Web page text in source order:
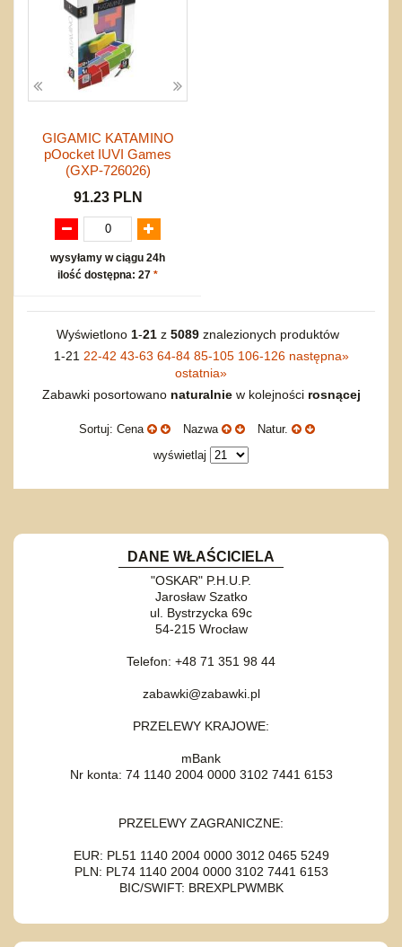
GIGAMIC KATAMINO
pOocket IUVI Games
(GXP-726026)
91.23 PLN
wysyłamy w ciągu 24h
ilość dostępna: 27 *
Wyświetlono 1-21z 5089znalezionych produktów
1-21 22-42 43-63 64-84 85-105 106-126 następna»
ostatnia»
Zabawki posortowano naturalniew kolejności rosnącej
Sortuj: Cena Nazwa
Natur.
wyświetlaj
DANE WŁAŚCICIELA
"OSKAR" P.H.U.P.
Jarosław Szatko
ul. Bystrzycka 69c
54-215 Wrocław
Telefon: +48 71 351 98 44
zabawki@zabawki.pl
PRZELEWY KRAJOWE:
mBank
Nr konta: 74 1140 2004 0000 3102 7441 6153
PRZELEWY ZAGRANICZNE:
EUR: PL51 1140 2004 0000 3012 0465 5249
PLN: PL74 1140 2004 0000 3102 7441 6153
BIC/SWIFT: BREXPLPWMBK